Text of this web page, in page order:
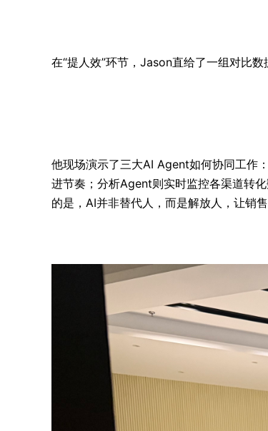
在“提人效”环节，Jason直给了一组对比
他现场演示了三大AI Agent如何协同工作
进节奏；分析Agent则实时监控各渠道转
的是，AI并非替代人，而是解放人，让销